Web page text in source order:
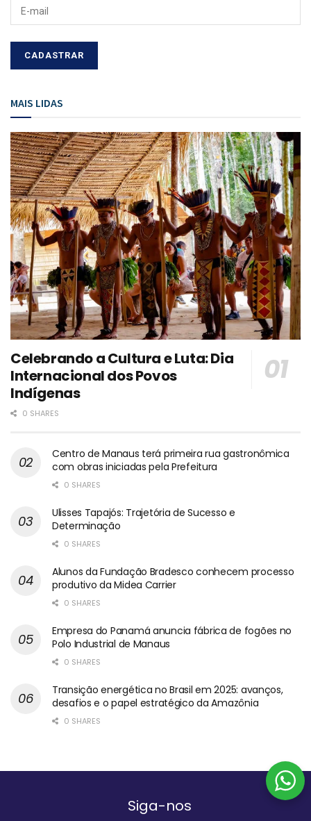
MAIS LIDAS
Celebrando a Cultura e Luta: Dia
Internacional dos Povos
Indígenas
0 SHARES
Centro de Manaus terá primeira rua gastronômica
com obras iniciadas pela Prefeitura
0 SHARES
Ulisses Tapajós: Trajetória de Sucesso e
Determinação
0 SHARES
Alunos da Fundação Bradesco conhecem processo
produtivo da Midea Carrier
0 SHARES
Empresa do Panamá anuncia fábrica de fogões no
Polo Industrial de Manaus
0 SHARES
Transição energética no Brasil em 2025: avanços,
desafios e o papel estratégico da Amazônia
0 SHARES
Siga-nos